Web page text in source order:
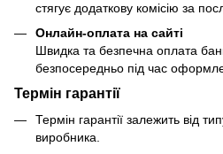
стягує додаткову комісію за
Онлайн-оплата на сайті
Швидка та безпечна оплата
безпосередньо під час
Термін гарантії
Термін гарантії залежить від
виробника.